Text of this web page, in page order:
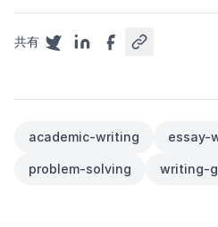
共有
academic-writing essay-
problem-solving writing-